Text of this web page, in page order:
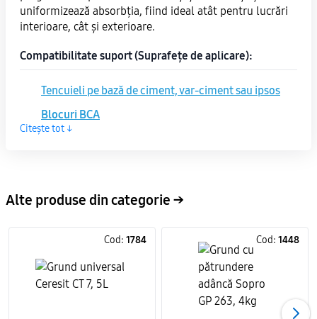
uniformizează absorbția, fiind ideal atât pentru lucrări
interioare, cât și exterioare.
Compatibilitate suport (Suprafețe de aplicare):
Tencuieli pe bază de ciment, var-ciment sau ipsos
Blocuri BCA
Avantajele grundului Baumit EasyPrimer
Permeabil la vapori – permite suportului să
Aplicare ușoară, cu pensula, rola sau mecanizat
Pe bază de apă – fără miros puternic
Compatibil cu sistemele de fațadă Baumit
Citește tot ↓
Alte produse din categorie →
Cod: 1784 Cod: 1448